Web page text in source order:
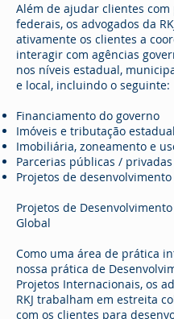
Além de ajudar clientes com
federais, os advogados da
ativamente os clientes a
interagir com agências
nos níveis estadual,
e local, incluindo o seguinte:
Financiamento do governo
Imóveis e tributação
Imobiliária, zoneamento e
Parcerias públicas / privadas
Projetos de desenvolvimento
Projetos de
Global
Como uma área de prática
nossa prática de
Projetos Internacionais, os
RKJ trabalham em estreita
com os clientes para